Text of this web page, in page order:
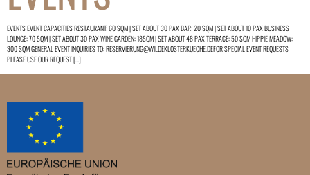
EVENTS EVENT CAPACITIES RESTAURANT: 60 SQM | SET ABOUT 30 PAX BAR: 20 SQM | SET ABOUT 10 PAX BUSINESS
LOUNGE: 70 SQM | SET ABOUT 30 PAX WINE GARDEN: 18SQM | SET ABOUT 48 PAX TERRACE: 50 SQM HIPPIE MEADOW:
300 SQM GENERAL EVENT INQUIRIES TO: RESERVIERUNG@WILDEKLOSTERKUECHE.DEFOR SPECIAL EVENT REQUESTS
PLEASE USE OUR REQUEST […]